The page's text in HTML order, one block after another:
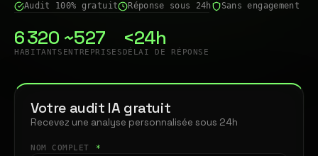
Audit 100% gratuit Réponse sous 24h Sans engagement
6 320
HABITANTS
~527
ENTREPRISES
<24h
DÉLAI DE RÉPONSE
Votre audit IA gratuit
Recevez une analyse personnalisée sous 24h
NOM COMPLET *